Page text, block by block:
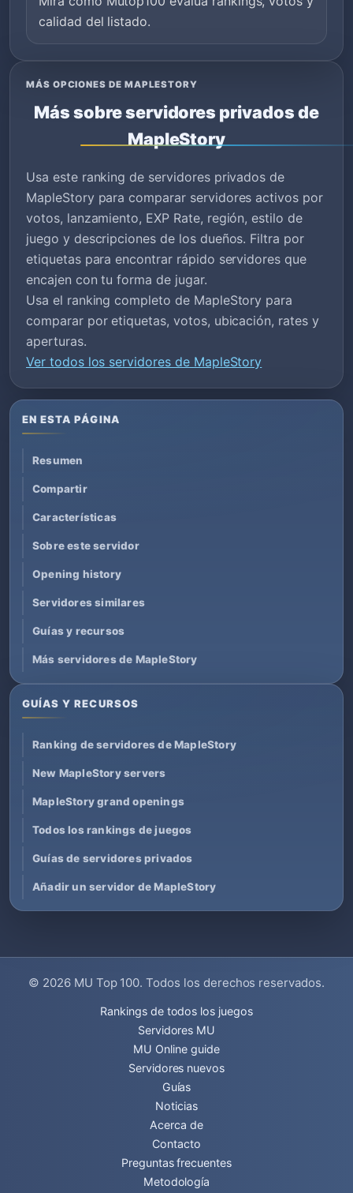
calidad del listado.
MÁS OPCIONES DE MAPLESTORY
Más sobre servidores privados de
MapleStory
Usa este ranking de servidores privados de
MapleStory para comparar servidores activos por
votos, lanzamiento, EXP Rate, región, estilo de
juego y descripciones de los dueños. Filtra por
etiquetas para encontrar rápido servidores que
encajen con tu forma de jugar.
Usa el ranking completo de MapleStory para
comparar por etiquetas, votos, ubicación, rates y
aperturas.
Ver todos los servidores de MapleStory
EN ESTA PÁGINA
Resumen
Compartir
Características
Sobre este servidor
Opening history
Servidores similares
Guías y recursos
Más servidores de MapleStory
GUÍAS Y RECURSOS
Ranking de servidores de MapleStory
New MapleStory servers
MapleStory grand openings
Todos los rankings de juegos
Guías de servidores privados
Añadir un servidor de MapleStory
© 2026 MU Top 100. Todos los derechos reservados.
Rankings de todos los juegos
Servidores MU
MU Online guide
Servidores nuevos
Guías
Noticias
Acerca de
Contacto
Preguntas frecuentes
Metodología